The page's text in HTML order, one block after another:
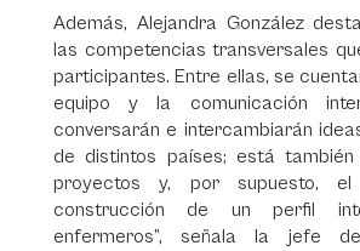
Además, Alejandra González
las competencias transversales
participantes. Entre ellas, se
equipo y la comunicación
conversarán e intercambiarán
de distintos países; está
proyectos y, por supuesto,
construcción de un perfil
enfermeros”, señala la jefe